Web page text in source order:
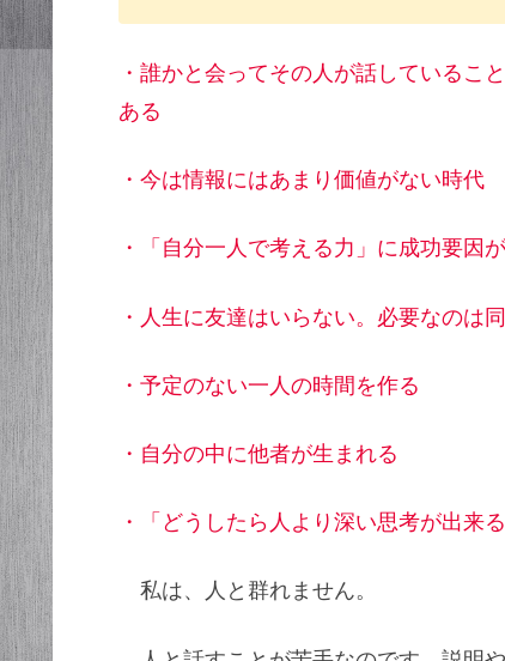
・誰かと会ってその人が話しているこ
ある
・今は情報にはあまり価値がない時代
・「自分一人で考える力」に成功要因
・人生に友達はいらない。必要なのは
・予定のない一人の時間を作る
・自分の中に他者が生まれる
・「どうしたら人より深い思考が出来
私は、人と群れません。